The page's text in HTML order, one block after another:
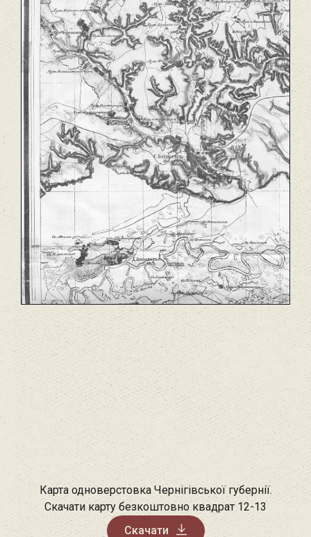
Карта одноверстовка Чернігівської губернії.
Скачати карту безкоштовно квадрат 12-13
Скачати